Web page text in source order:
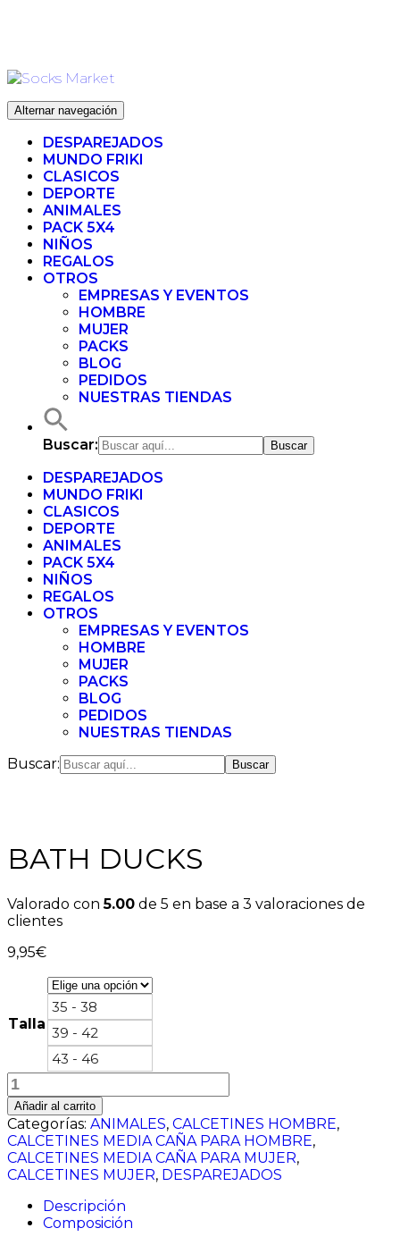
Alternar navegación
DESPAREJADOS
MUNDO FRIKI
CLASICOS
DEPORTE
ANIMALES
PACK 5X4
NIÑOS
REGALOS
OTROS
EMPRESAS Y EVENTOS
HOMBRE
MUJER
PACKS
BLOG
PEDIDOS
NUESTRAS TIENDAS
Buscar:
DESPAREJADOS
MUNDO FRIKI
CLASICOS
DEPORTE
ANIMALES
PACK 5X4
NIÑOS
REGALOS
OTROS
EMPRESAS Y EVENTOS
HOMBRE
MUJER
PACKS
BLOG
PEDIDOS
NUESTRAS TIENDAS
Buscar:
BATH DUCKS
Valorado con5.00 de 5 en base a 3 valoraciones de
clientes
9,95€
Talla
35 - 38
39 - 42
43 - 46
BATH
DUCKS
cantidad
Añadir al carrito
Categorías: ANIMALES, CALCETINES HOMBRE,
CALCETINES MEDIA CAÑA PARA HOMBRE,
CALCETINES MEDIA CAÑA PARA MUJER,
CALCETINES MUJER, DESPAREJADOS
Descripción
Composición